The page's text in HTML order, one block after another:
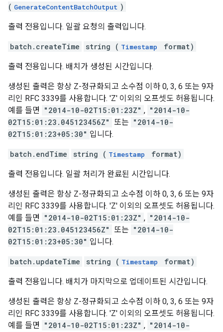
( GenerateContentBatchOutput )
출력 전용입니다. 일괄 요청의 출력입니다.
batch.createTime string ( Timestamp format)
출력 전용입니다. 배치가 생성된 시간입니다.
생성된 출력은 항상 Z-정규화되고 소수점 이하 0, 3, 6 또는 9자
리인 RFC 3339를 사용합니다. 'Z' 이외의 오프셋도 허용됩니다.
예를 들면
"2014-10-02T15:01:23Z" , "2014-10-
02T15:01:23.045123456Z"
또는 "2014-10-
02T15:01:23+05:30" 입니다.
batch.endTime string ( Timestamp format)
출력 전용입니다. 일괄 처리가 완료된 시간입니다.
생성된 출력은 항상 Z-정규화되고 소수점 이하 0, 3, 6 또는 9자
리인 RFC 3339를 사용합니다. 'Z' 이외의 오프셋도 허용됩니다.
예를 들면
"2014-10-02T15:01:23Z" , "2014-10-
02T15:01:23.045123456Z"
또는 "2014-10-
02T15:01:23+05:30" 입니다.
batch.updateTime string ( Timestamp format)
출력 전용입니다. 배치가 마지막으로 업데이트된 시간입니다.
생성된 출력은 항상 Z-정규화되고 소수점 이하 0, 3, 6 또는 9자
리인 RFC 3339를 사용합니다. 'Z' 이외의 오프셋도 허용됩니다.
예를 들면
"2014-10-02T15:01:23Z" , "2014-10-